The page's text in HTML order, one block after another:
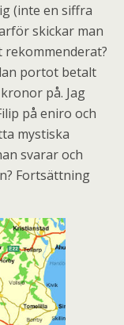
(inte en siffra
skickar man
portot betalt
på. Jag
på eniro och
mystiska
svarar och
Fortsättning